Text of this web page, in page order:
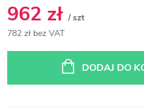
962 zł / szt
782 zł bez VAT
DODAJ DO